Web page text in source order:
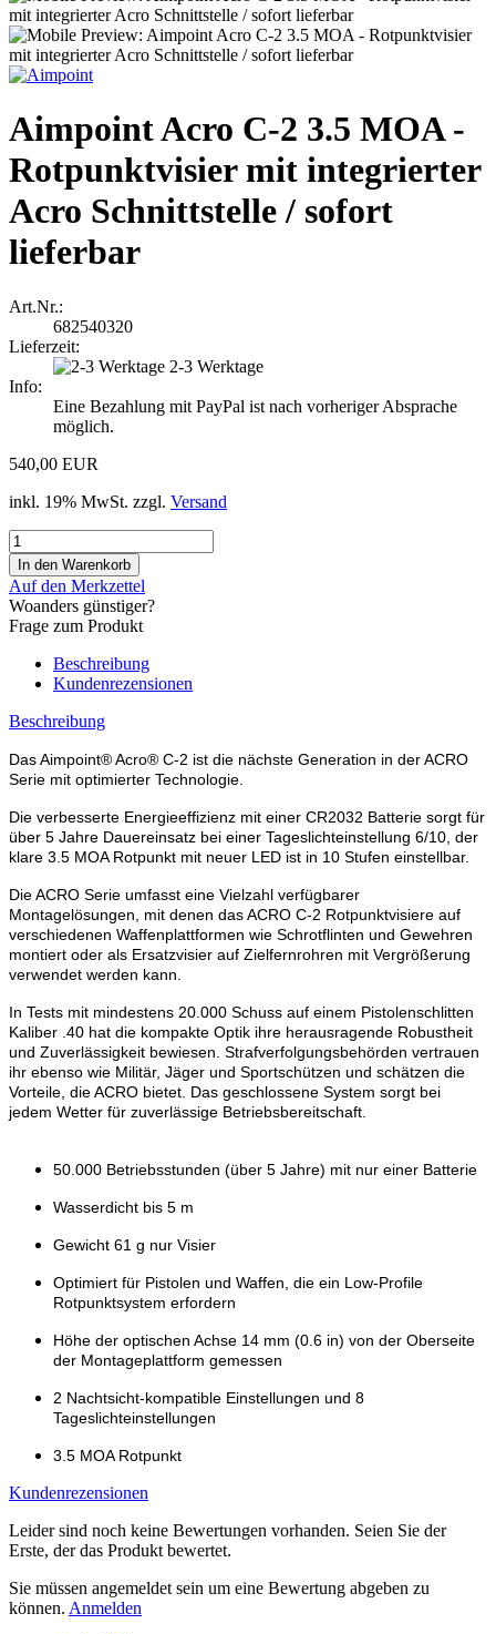
Aimpoint Acro C-2 3.5 MOA -
Rotpunktvisier mit integrierter
Acro Schnittstelle / sofort
lieferbar
Art.Nr.:
682540320
Lieferzeit:
2-3 Werktage
Info:
Eine Bezahlung mit PayPal ist nach vorheriger Absprache
möglich.
540,00 EUR
inkl. 19% MwSt. zzgl. Versand
Auf den Merkzettel
Woanders günstiger?
Frage zum Produkt
Beschreibung
Kundenrezensionen
Beschreibung
Das Aimpoint® Acro® C-2 ist die nächste Generation in der ACRO
Serie mit optimierter Technologie.
Die verbesserte Energieeffizienz mit einer CR2032 Batterie sorgt für
über 5 Jahre Dauereinsatz bei einer Tageslichteinstellung 6/10, der
klare 3.5 MOA Rotpunkt mit neuer LED ist in 10 Stufen einstellbar.
Die ACRO Serie umfasst eine Vielzahl verfügbarer
Montagelösungen, mit denen das ACRO C-2 Rotpunktvisiere auf
verschiedenen Waffenplattformen wie Schrotflinten und Gewehren
montiert oder als Ersatzvisier auf Zielfernrohren mit Vergrößerung
verwendet werden kann.
In Tests mit mindestens 20.000 Schuss auf einem Pistolenschlitten
Kaliber .40 hat die kompakte Optik ihre herausragende Robustheit
und Zuverlässigkeit bewiesen. Strafverfolgungsbehörden vertrauen
ihr ebenso wie Militär, Jäger und Sportschützen und schätzen die
Vorteile, die ACRO bietet. Das geschlossene System sorgt bei
jedem Wetter für zuverlässige Betriebsbereitschaft.
50.000 Betriebsstunden (über 5 Jahre) mit nur einer Batterie
Wasserdicht bis 5 m
Gewicht 61 g nur Visier
Optimiert für Pistolen und Waffen, die ein Low-Profile
Rotpunktsystem erfordern
Höhe der optischen Achse 14 mm (0.6 in) von der Oberseite
der Montageplattform gemessen
2 Nachtsicht-kompatible Einstellungen und 8
Tageslichteinstellungen
3.5 MOA Rotpunkt
Kundenrezensionen
Leider sind noch keine Bewertungen vorhanden. Seien Sie der
Erste, der das Produkt bewertet.
Sie müssen angemeldet sein um eine Bewertung abgeben zu
können. Anmelden